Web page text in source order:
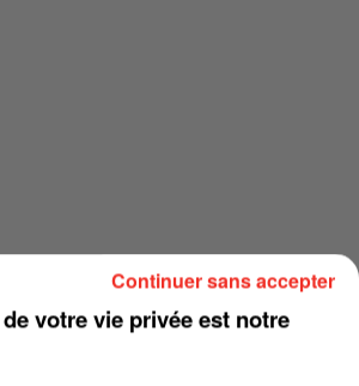
votre vie privée est notre
Continuer sans accepter